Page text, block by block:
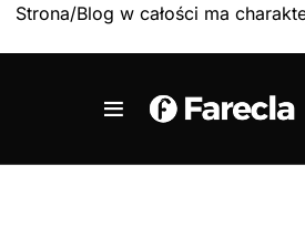
Strona/Blog w całości ma